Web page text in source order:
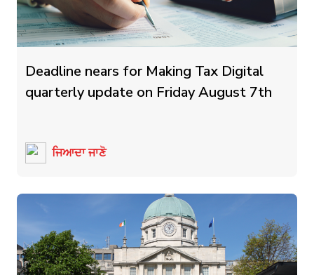
Deadline nears for Making Tax Digital
quarterly update on Friday August 7th
ਜਿਆਦਾ ਜਾਣੋ